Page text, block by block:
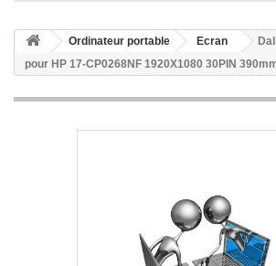
Ordinateur portable Ecran
pour HP 17-CP0268NF 1920X1080 30PIN